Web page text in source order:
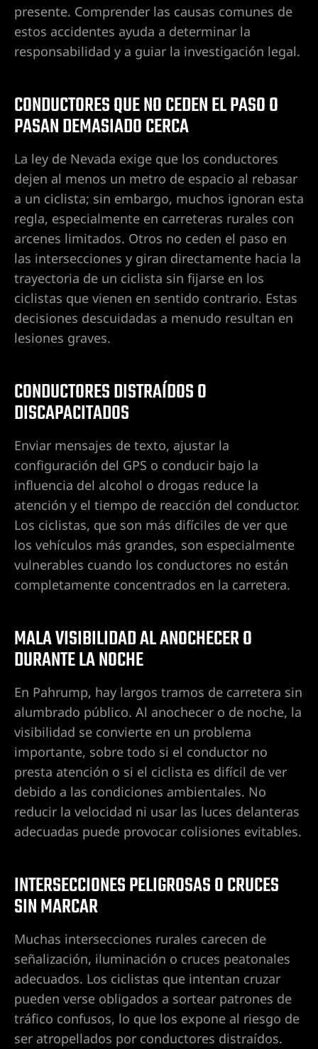
presente. Comprender las causas comunes de
estos accidentes ayuda a determinar la
responsabilidad y a guiar la investigación legal.
CONDUCTORES QUE NO CEDEN EL PASO O
PASAN DEMASIADO CERCA
La ley de Nevada exige que los conductores
dejen al menos un metro de espacio al rebasar
a un ciclista; sin embargo, muchos ignoran esta
regla, especialmente en carreteras rurales con
arcenes limitados. Otros no ceden el paso en
las intersecciones y giran directamente hacia la
trayectoria de un ciclista sin fijarse en los
ciclistas que vienen en sentido contrario. Estas
decisiones descuidadas a menudo resultan en
lesiones graves.
CONDUCTORES DISTRAÍDOS O
DISCAPACITADOS
Enviar mensajes de texto, ajustar la
configuración del GPS o conducir bajo la
influencia del alcohol o drogas reduce la
atención y el tiempo de reacción del conductor.
Los ciclistas, que son más difíciles de ver que
los vehículos más grandes, son especialmente
vulnerables cuando los conductores no están
completamente concentrados en la carretera.
MALA VISIBILIDAD AL ANOCHECER O
DURANTE LA NOCHE
En Pahrump, hay largos tramos de carretera sin
alumbrado público. Al anochecer o de noche, la
visibilidad se convierte en un problema
importante, sobre todo si el conductor no
presta atención o si el ciclista es difícil de ver
debido a las condiciones ambientales. No
reducir la velocidad ni usar las luces delanteras
adecuadas puede provocar colisiones evitables.
INTERSECCIONES PELIGROSAS O CRUCES
SIN MARCAR
Muchas intersecciones rurales carecen de
señalización, iluminación o cruces peatonales
adecuados. Los ciclistas que intentan cruzar
pueden verse obligados a sortear patrones de
tráfico confusos, lo que los expone al riesgo de
ser atropellados por conductores distraídos.
en
en
en Las
en
Vegas
por
en
Las